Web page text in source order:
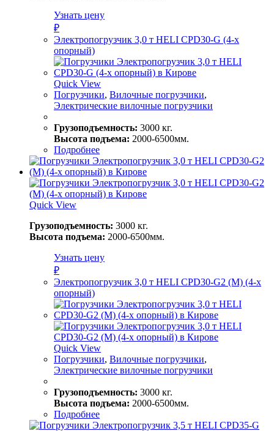
Узнать цену
₽
Электропогрузчик 3,0 т HELI CPD30-G (4-х
опорный)
Quick View
Погрузчики, Вилочные погрузчики,
Электрические вилочные погрузчики
Грузоподъемность: 3000 кг.
Высота подъема: 2000-6500мм.
Подробнее
Quick View
Грузоподъемность: 3000 кг.
Высота подъема: 2000-6500мм.
Узнать цену
₽
Электропогрузчик 3,0 т HELI CPD30-G2 (M) (4-х
опорный)
Quick View
Погрузчики, Вилочные погрузчики,
Электрические вилочные погрузчики
Грузоподъемность: 3000 кг.
Высота подъема: 2000-6500мм.
Подробнее